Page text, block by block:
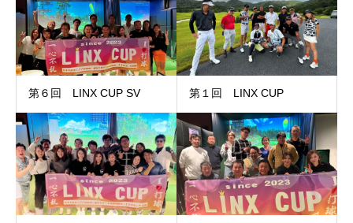
第６回 LINX CUP SV 第１回 LINX CUP